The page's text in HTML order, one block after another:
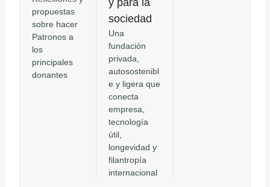
propuestas
sobre hacer
Patronos a
los
principales
donantes
y para la
sociedad
Una
fundación
privada,
autosostenibl
e y ligera que
conecta
empresa,
tecnología
útil,
longevidad y
filantropía
internacional